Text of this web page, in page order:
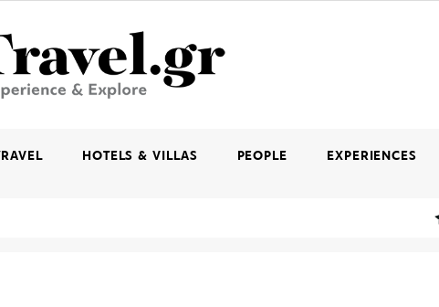
HOTELS & VILLAS PEOPLE EXPERIENCES